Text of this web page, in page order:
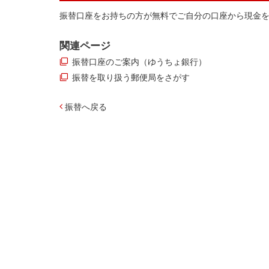
振替口座をお持ちの方が無料でご自分の口座から現金
関連ページ
振替口座のご案内（ゆうちょ銀行）
振替を取り扱う郵便局をさがす
振替へ戻る